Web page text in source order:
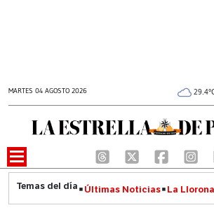
MARTES 04 AGOSTO 2026
Últimas Noticias La Llorona